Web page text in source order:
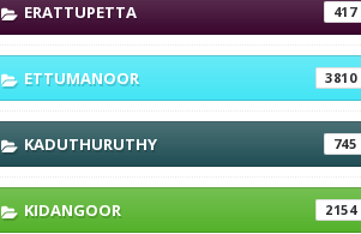
ERATTUPETTA 417
ETTUMANOOR 3810
KADUTHURUTHY 745
KIDANGOOR 2154